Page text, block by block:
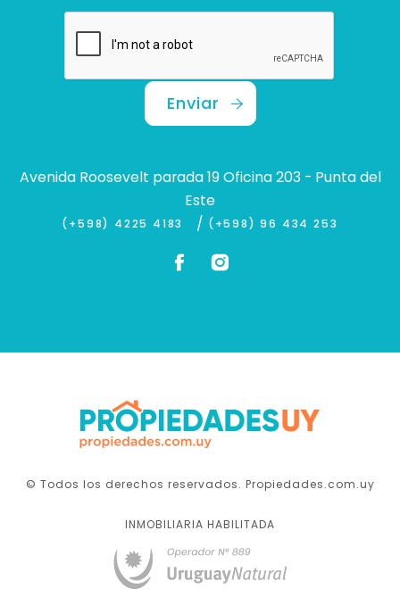
Enviar
Avenida Roosevelt parada 19 Oficina 203 - Punta del
Este
(+598) 4225 4183 / (+598) 96 434 253
© Todos los derechos reservados. Propiedades.com.uy
INMOBILIARIA HABILITADA